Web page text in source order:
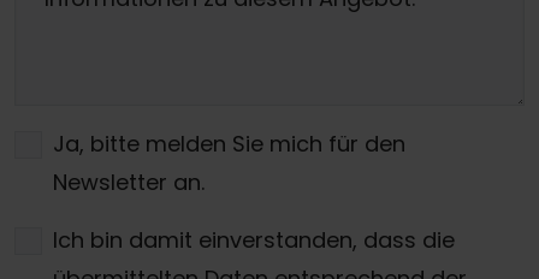
Ja, bitte melden Sie mich für den
Newsletter an.
Ich bin damit einverstanden, dass die